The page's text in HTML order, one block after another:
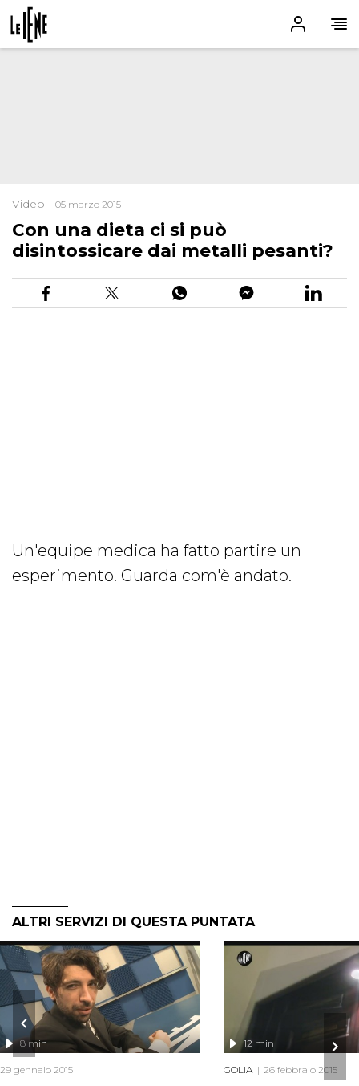
Video | 05 marzo 2015
Con una dieta ci si può
disintossicare dai metalli pesanti?
Un'equipe medica ha fatto partire un
esperimento. Guarda com'è andato.
ALTRI SERVIZI DI QUESTA PUNTATA
8 min
29 gennaio 2015
12 min
GOLIA 26 febbraio 2015